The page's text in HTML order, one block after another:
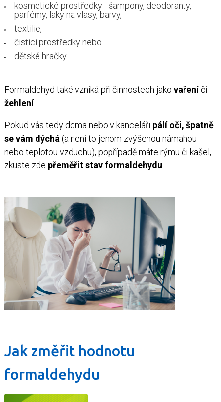
kosmetické prostředky - šampony, deodoranty,
parfémy, laky na vlasy, barvy,
textilie,
čistící prostředky nebo
dětské hračky
Formaldehyd také vzniká při činnostech jako vařeníči
žehlení.
Pokud vás tedy doma nebo v kanceláři pálí oči, špatně
se vám dýchá(a není to jenom zvýšenou námahou
nebo teplotou vzduchu), popřípadě máte rýmu či kašel,
zkuste zde přeměřit stav formaldehydu.
Jak změřit hodnotu
formaldehydu